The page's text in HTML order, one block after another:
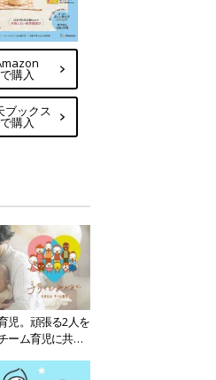
で購入
ブックス
で購入
児。頑張る2人を
ーム育児に共感